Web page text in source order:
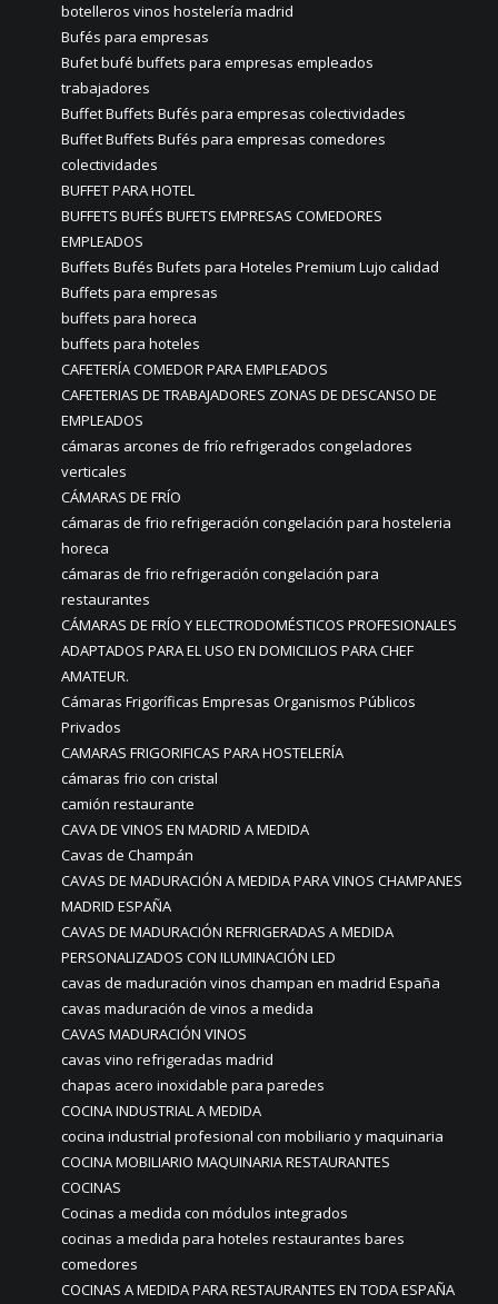
botelleros vinos hostelería madrid
Bufés para empresas
Bufet bufé buffets para empresas empleados
trabajadores
Buffet Buffets Bufés para empresas colectividades
Buffet Buffets Bufés para empresas comedores
colectividades
BUFFET PARA HOTEL
BUFFETS BUFÉS BUFETS EMPRESAS COMEDORES
EMPLEADOS
Buffets Bufés Bufets para Hoteles Premium Lujo calidad
Buffets para empresas
buffets para horeca
buffets para hoteles
CAFETERÍA COMEDOR PARA EMPLEADOS
CAFETERIAS DE TRABAJADORES ZONAS DE DESCANSO DE
EMPLEADOS
cámaras arcones de frío refrigerados congeladores
verticales
CÁMARAS DE FRÍO
cámaras de frio refrigeración congelación para hosteleria
horeca
cámaras de frio refrigeración congelación para
restaurantes
CÁMARAS DE FRÍO Y ELECTRODOMÉSTICOS PROFESIONALES
ADAPTADOS PARA EL USO EN DOMICILIOS PARA CHEF
AMATEUR.
Cámaras Frigoríficas Empresas Organismos Públicos
Privados
CAMARAS FRIGORIFICAS PARA HOSTELERÍA
cámaras frio con cristal
camión restaurante
CAVA DE VINOS EN MADRID A MEDIDA
Cavas de Champán
CAVAS DE MADURACIÓN A MEDIDA PARA VINOS CHAMPANES
MADRID ESPAÑA
CAVAS DE MADURACIÓN REFRIGERADAS A MEDIDA
PERSONALIZADOS CON ILUMINACIÓN LED
cavas de maduración vinos champan en madrid España
cavas maduración de vinos a medida
CAVAS MADURACIÓN VINOS
cavas vino refrigeradas madrid
chapas acero inoxidable para paredes
COCINA INDUSTRIAL A MEDIDA
cocina industrial profesional con mobiliario y maquinaria
COCINA MOBILIARIO MAQUINARIA RESTAURANTES
COCINAS
Cocinas a medida con módulos integrados
cocinas a medida para hoteles restaurantes bares
comedores
COCINAS A MEDIDA PARA RESTAURANTES EN TODA ESPAÑA